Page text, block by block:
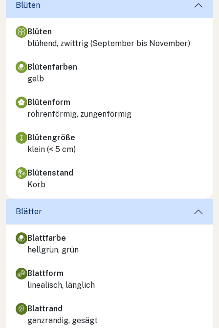
Blüten
Blüten
blühend, zwittrig (September bis November)
Blütenfarben
gelb
Blütenform
röhrenförmig, zungenförmig
Blütengröße
klein (< 5 cm)
Blütenstand
Korb
Blätter
Blattfarbe
hellgrün, grün
Blattform
linealisch, länglich
Blattrand
ganzrandig, gesägt